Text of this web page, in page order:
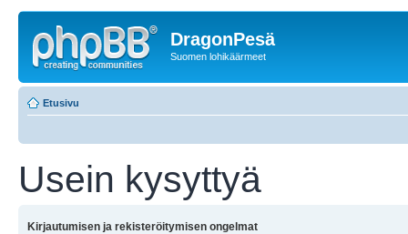
DragonPesä
Suomen lohikäärmeet
Etusivu
Usein kysyttyä
Kirjautumisen ja rekisteröitymisen ongelmat